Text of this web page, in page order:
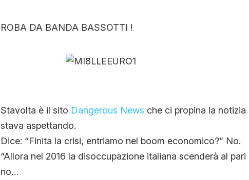
CONTATTI
CHI SIAMO
ROBA DA BANDA BASSOTTI !
Stavolta è il sito Dangerous News che ci propina la
stava aspettando.
Dice: “Finita la crisi, entriamo nel boom economico?” No.
“Allora nel 2016 la disoccupazione italiana scenderà al
no…